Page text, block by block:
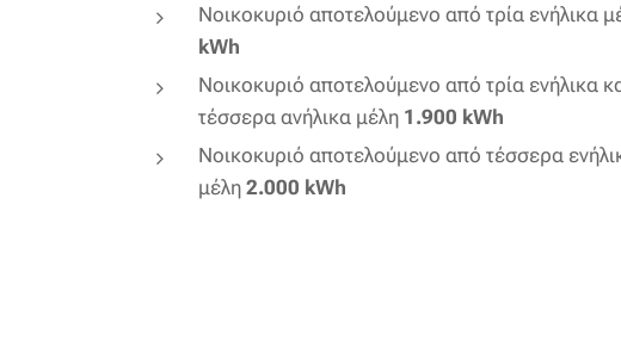
Νοικοκυριό αποτελούμενο από τρία ενήλικα
kWh
Νοικοκυριό αποτελούμενο από τρία ενήλικα
τέσσερα ανήλικα μέλη 1.900 kWh
Νοικοκυριό αποτελούμενο από τέσσερα
μέλη 2.000 kWh